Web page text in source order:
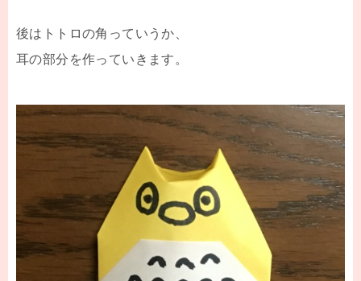
後はトトロの角っていうか、
耳の部分を作っていきます。